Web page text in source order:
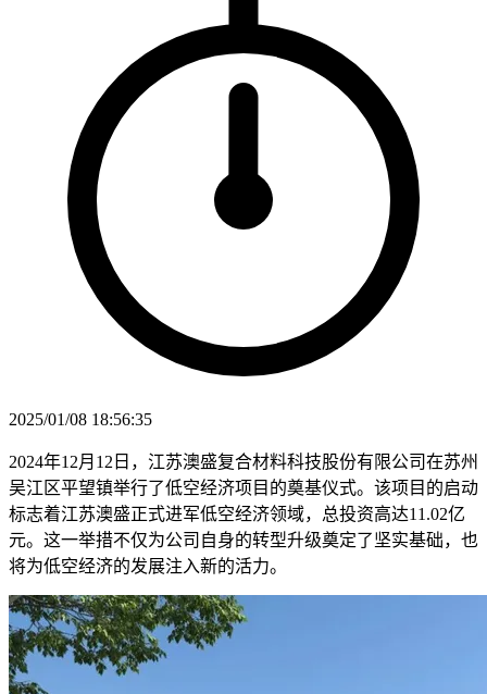
2025/01/08 18:56:35
2024年12月12日，江苏澳盛复合材料科技股份有限公司在苏州
吴江区平望镇举行了低空经济项目的奠基仪式。该项目的启动
标志着江苏澳盛正式进军低空经济领域，总投资高达11.02亿
元。这一举措不仅为公司自身的转型升级奠定了坚实基础，也
将为低空经济的发展注入新的活力。